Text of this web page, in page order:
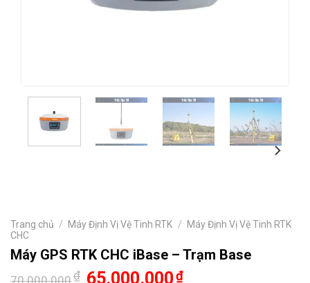
Trang chủ / Máy Định Vị Vệ Tinh RTK /
Máy Định Vị Vệ Tinh RTK
CHC
Máy GPS RTK CHC iBase – Trạm Base
70.000.000₫ Giá
65.000.000₫Giá